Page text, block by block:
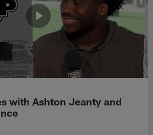
with Ashton Jeanty and